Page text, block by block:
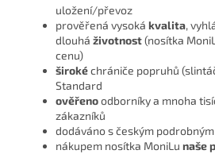
uložení/převoz
prověřená vysoká kvalita,
dlouhá životnost(nosítka
cenu)
širokéchrániče popruhů
Standard
ověřenoodborníky a mnoha
zákazníků
dodáváno s českým
nákupem nosítka MoniLu naše